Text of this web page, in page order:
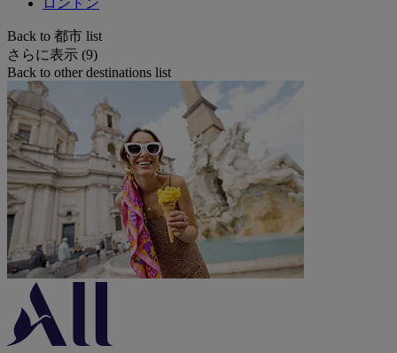
ロンドン
Back to 都市 list
さらに表示 (9)
Back to other destinations list